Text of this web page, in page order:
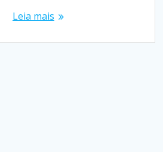
Leia mais